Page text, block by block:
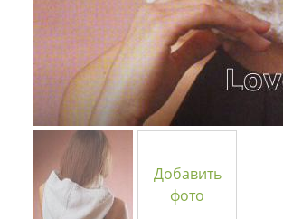
Добавить
фото